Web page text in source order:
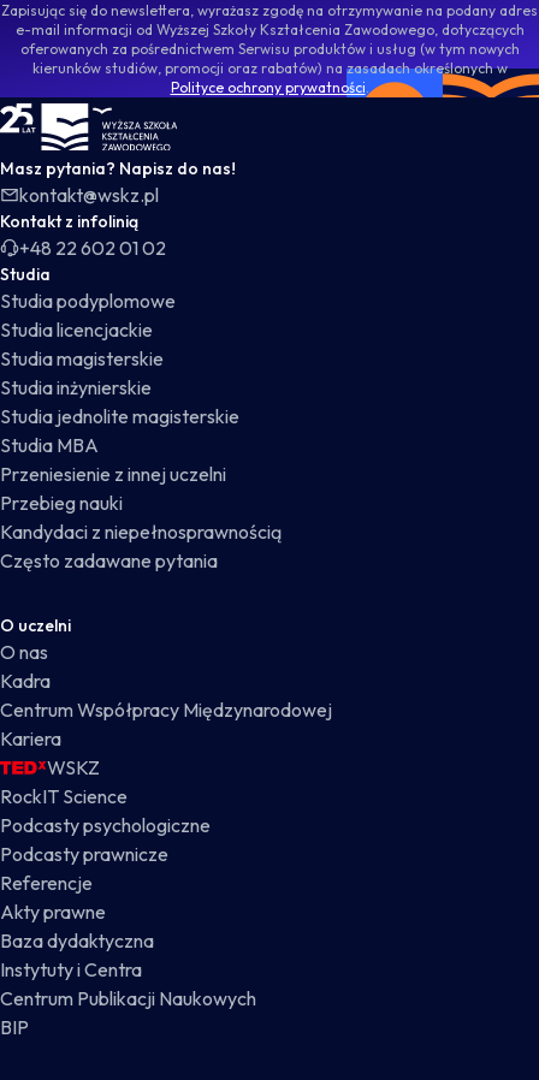
Zapisując się do newslettera, wyrażasz zgodę na otrzymywanie na podany adres
e-mail informacji od Wyższej Szkoły Kształcenia Zawodowego, dotyczących
oferowanych za pośrednictwem Serwisu produktów i usług (w tym nowych
kierunków studiów, promocji oraz rabatów) na zasadach określonych w
Polityce ochrony prywatności.
WSKZ - strona główna
Masz pytania? Napisz do nas!
kontakt@wskz.pl
Kontakt z infolinią
+48 22 602 01 02
Studia
Studia podyplomowe
Studia licencjackie
Studia magisterskie
Studia inżynierskie
Studia jednolite magisterskie
Studia MBA
Przeniesienie z innej uczelni
Przebieg nauki
Kandydaci z niepełnosprawnością
Często zadawane pytania
O uczelni
O nas
Kadra
Centrum Współpracy Międzynarodowej
Kariera
WSKZ
RockIT Science
Podcasty psychologiczne
Podcasty prawnicze
Referencje
Akty prawne
Baza dydaktyczna
Instytuty i Centra
Centrum Publikacji Naukowych
BIP